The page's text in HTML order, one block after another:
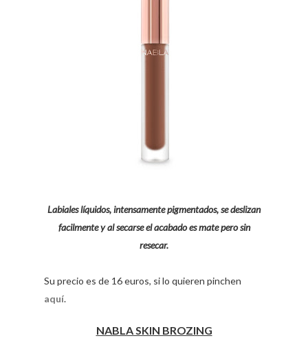
Labiales líquidos, intensamente pigmentados, se deslizan
facilmente y al secarse el acabado es mate pero sin
resecar.
Su precio es de 16 euros, si lo quieren pinchen
aquí.
NABLA SKIN BROZING